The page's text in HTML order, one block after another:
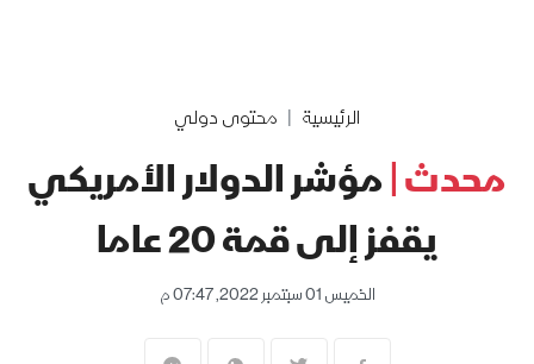
الرئيسية محتوى دولي
محدث |مؤشر الدولار الأمريكي
يقفز إلى قمة 20 عاما
الخميس 01 سبتمبر 2022, 07:47 م